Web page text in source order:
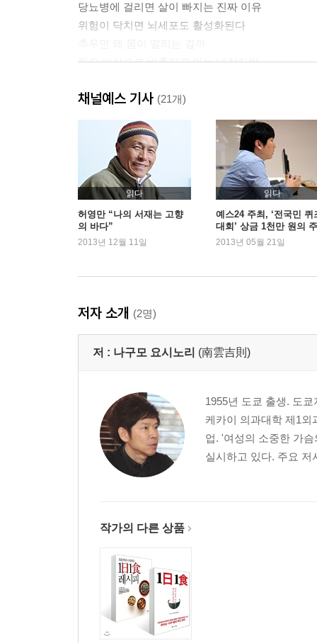
당뇨병에 걸리면 살이 빠지는 진짜 이유
위험이 닥치면 뇌세포도 활성화된다
필요 이상으로 비축되고 있는 내장지방
‘하루 한 끼’ 식생활은 궁극의 건강법이다
누구나 할 수 있는 1일 1식 습관
식사량을 쉽게 줄이는 1즙 1채 다이어트
무리 없이 하루 한 끼 식생활로 바꾸려면
하루 중 언제 먹는 것이 좋을까
하루 한 끼라면 무엇을 먹어도 좋다
뱃속에서 꼬르륵 하고 울리는 것을 즐겨라
채소에 버릴 부분은 없다
세계가 주목하는 전통식
통째로 먹는 식문화로 돌아가야 한다
정말로 하루에 30가지 음식을 먹어야 할까
비만이 되지 않기 위한 4가지 조건
설탕의 과도한 섭취는 수명을 줄인다
동물은 사냥감에 소금을 뿌려 먹지 않는다
‘건강에 좋은 소금’은 없다
1일 1식 생활로 몸이 달라진다
하루 한 끼 식생활의 하루 흐름
꼬르륵 하고 배가 울리는 비밀과 그 효능
한 끼를 먹는 순간 ‘식욕 억제 호르몬’이 분비된다
체중 감량 +α 효과
채널예스 기사 (21개)
읽다
허영만 “나의 서재는 고향
의 바다”
2013년 12월 11일
읽다
예스24 주최, ‘전국민 퀴
대회’ 상금 1천만 원의
공은?
2013년 05월 21일
저자 소개 (2명)
저 : 나구모 요시노리 (南雲吉則)
1955년 도쿄 출생. 도
케카이 의과대학 제1외
업. '여성의 소중한 가
실시하고 있다. 주요 저
작가의 다른 상품